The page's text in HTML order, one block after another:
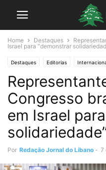
Home Destaques
Israel para “demonstrar
Destaques Editorias
Congresso
em Israel
Por Redação Jornal do Líbano - 7